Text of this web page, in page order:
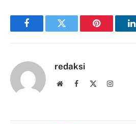
FacebookTwitter Pinterest
redaksi
WebsiteFacebook